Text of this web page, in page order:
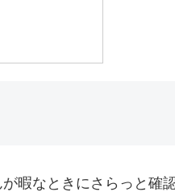
暇なときにさらっと確